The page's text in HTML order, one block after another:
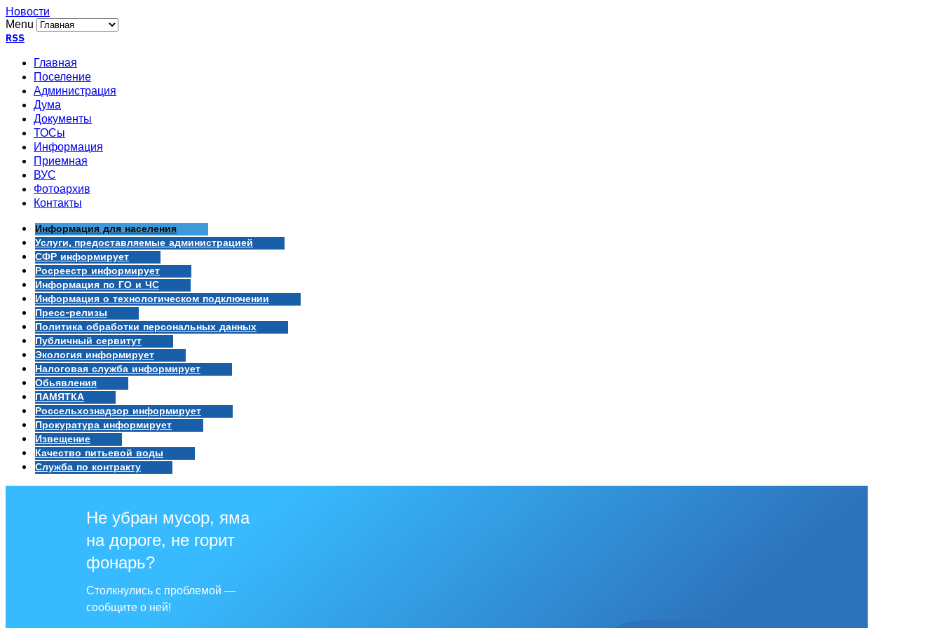
Новости
Menu
RSS
Главная
Поселение
Администрация
Дума
Документы
ТОСы
Информация
Приемная
ВУС
Фотоархив
Контакты
Информация для населения
Услуги, предоставляемые администрацией
СФР информирует
Росреестр информирует
Информация по ГО и ЧС
Информация о технологическом подключении
Пресс-релизы
Политика обработки персональных данных
Публичный сервитут
Экология информирует
Налоговая служба информирует
Обьявления
ПАМЯТКА
Россельхознадзор информирует
Прокуратура информирует
Извещение
Качество питьевой воды
Служба по контракту
Не убран мусор, яма
на дороге, не горит
фонарь?
Столкнулись с проблемой —
сообщите о ней!